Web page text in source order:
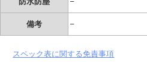
備考 –
スペック表に関する免責事項